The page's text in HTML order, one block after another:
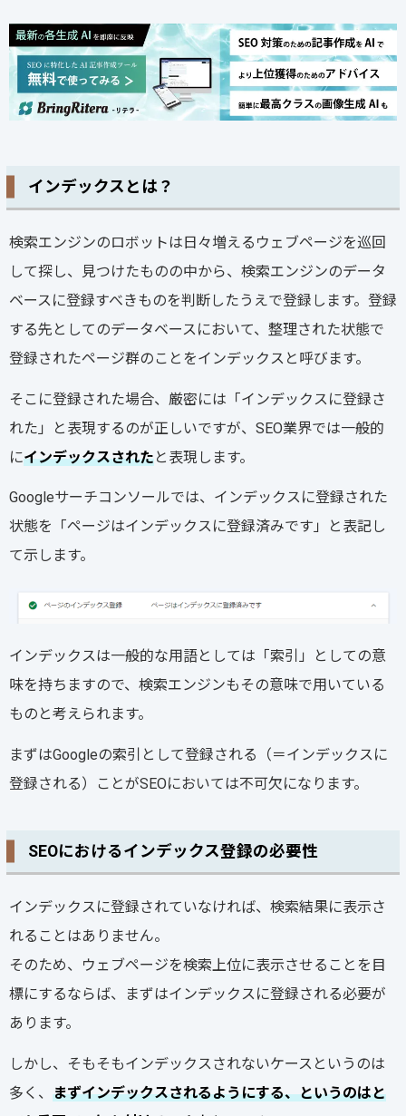
インデックスとは？
検索エンジンのロボットは日々増えるウェブページを巡回
して探し、見つけたものの中から、検索エンジンのデータ
ベースに登録すべきものを判断したうえで登録します。登録
する先としてのデータベースにおいて、整理された状態で
登録されたページ群のことをインデックスと呼びます。
そこに登録された場合、厳密には「インデックスに登録さ
れた」と表現するのが正しいですが、SEO業界では一般的
にインデックスされたと表現します。
Googleサーチコンソールでは、インデックスに登録された
状態を「ページはインデックスに登録済みです」と表記し
て示します。
インデックスは一般的な用語としては「索引」としての意
味を持ちますので、検索エンジンもその意味で用いている
ものと考えられます。
まずはGoogleの索引として登録される（＝インデックスに
登録される）ことがSEOにおいては不可欠になります。
SEOにおけるインデックス登録の必要性
インデックスに登録されていなければ、検索結果に表示さ
れることはありません。
そのため、ウェブページを検索上位に表示させることを目
標にするならば、まずはインデックスに登録される必要が
あります。
しかし、そもそもインデックスされないケースというのは
多く、 まずインデックスされるようにする、というのはと